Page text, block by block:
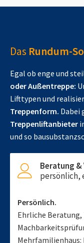
Das Rundum-
Egal ob enge und
oder Außentreppe:
Lifttypen und
Treppenform. Dabei
Treppenliftanbieter
und so
Beratung
persönlich,
Persönlich.
Ehrliche
Mehrfamilienhaus: